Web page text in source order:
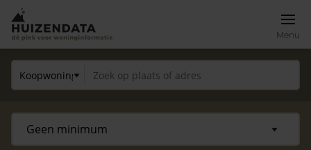
Menu